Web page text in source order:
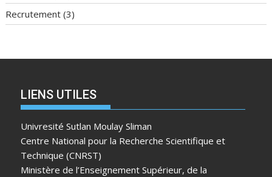
Recrutement (3)
LIENS UTILES
Univresité Sutlan Moulay Sliman
Centre National pour la Recherche Scientifique et
Technique (CNRST)
Ministère de l’Enseignement Supérieur, de la